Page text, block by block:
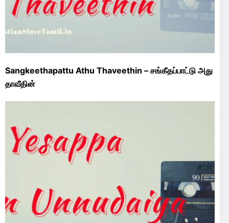
Sangkeethapattu Athu Thaveethin – சங்கீதப்பாட்டு அது
தாவீதின்